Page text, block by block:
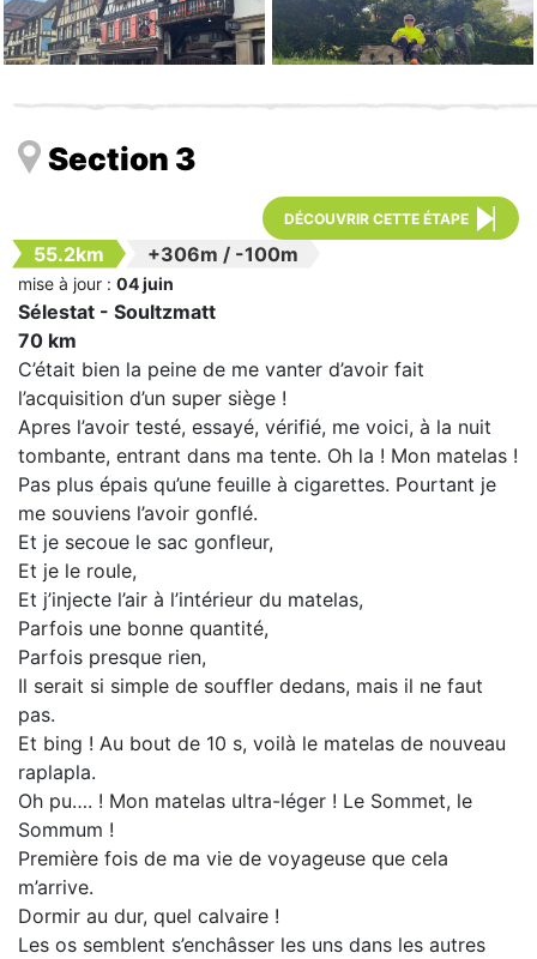
Section 3
DÉCOUVRIR CETTE ÉTAPE
55.2km +306m / -100m
mise à jour : 04 juin
Sélestat - Soultzmatt
70 km
C’était bien la peine de me vanter d’avoir fait
l’acquisition d’un super siège !
Apres l’avoir testé, essayé, vérifié, me voici, à la nuit
tombante, entrant dans ma tente. Oh la ! Mon matelas !
Pas plus épais qu’une feuille à cigarettes. Pourtant je
me souviens l’avoir gonflé.
Et je secoue le sac gonfleur,
Et je le roule,
Et j’injecte l’air à l’intérieur du matelas,
Parfois une bonne quantité,
Parfois presque rien,
Il serait si simple de souffler dedans, mais il ne faut
pas.
Et bing ! Au bout de 10 s, voilà le matelas de nouveau
raplapla.
Oh pu…. ! Mon matelas ultra-léger ! Le Sommet, le
Sommum !
Première fois de ma vie de voyageuse que cela
m’arrive.
Dormir au dur, quel calvaire !
Les os semblent s’enchâsser les uns dans les autres